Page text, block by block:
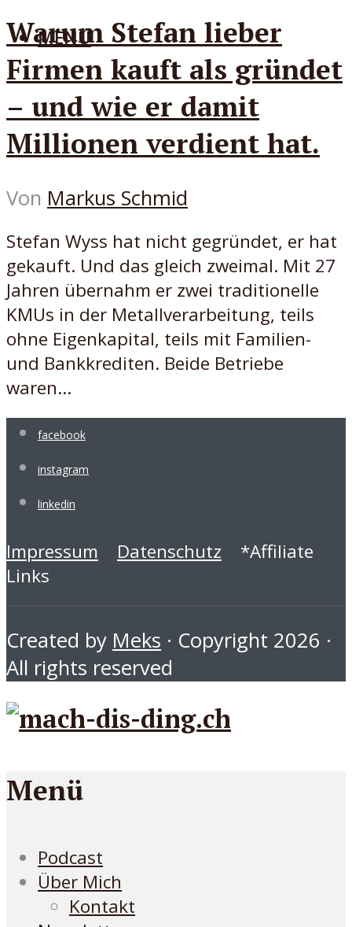
MENÜ
Warum Stefan lieber
Firmen kauft als gründet
– und wie er damit
Millionen verdient hat.
Von Markus Schmid
Stefan Wyss hat nicht gegründet, er hat
gekauft. Und das gleich zweimal. Mit 27
Jahren übernahm er zwei traditionelle
KMUs in der Metallverarbeitung, teils
ohne Eigenkapital, teils mit Familien-
und Bankkrediten. Beide Betriebe
waren...
facebook
instagram
linkedin
Impressum Datenschutz *Affiliate
Links
Created by Meks · Copyright 2026 ·
All rights reserved
Menü
Podcast
Über Mich
Kontakt